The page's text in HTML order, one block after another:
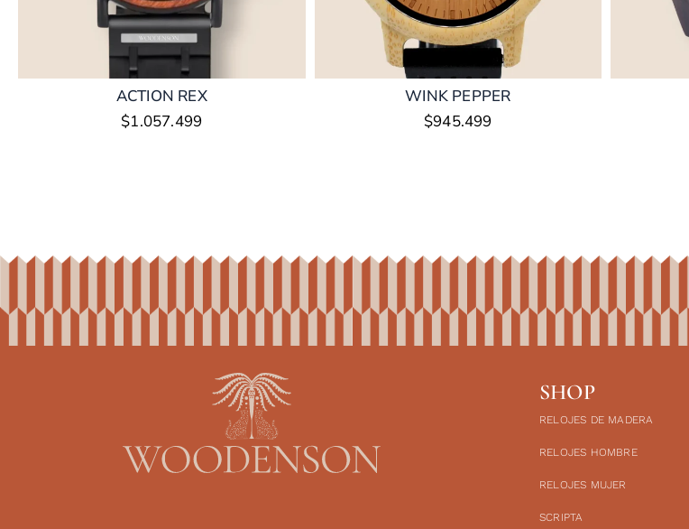
ACTION REX
$1.057.499
WINK PEPPER
$945.499
SHOP
RELOJES DE MADERA
RELOJES HOMBRE
RELOJES MUJER
SCRIPTA